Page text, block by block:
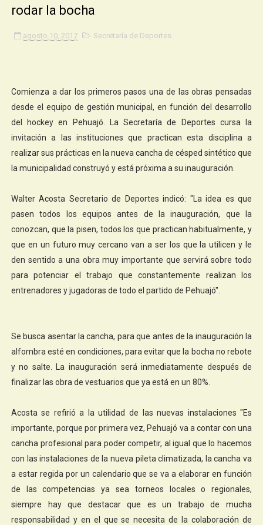
rodar la bocha
agosto 10, 2017 Secretaría de Deportes
Comienza a dar los primeros pasos una de las obras pensadas
desde el equipo de gestión municipal, en función del desarrollo
del hockey en Pehuajó. La Secretaría de Deportes cursa la
invitación a las instituciones que practican esta disciplina a
realizar sus prácticas en la nueva cancha de césped sintético que
la municipalidad construyó y está próxima a su inauguración.
Walter Acosta Secretario de Deportes indicó: "La idea es que
pasen todos los equipos antes de la inauguración, que la
conozcan, que la pisen, todos los que practican habitualmente, y
que en un futuro muy cercano van a ser los que la utilicen y le
den sentido a una obra muy importante que servirá sobre todo
para potenciar el trabajo que constantemente realizan los
entrenadores y jugadoras de todo el partido de Pehuajó".
Se busca asentar la cancha, para que antes de la inauguración la
alfombra esté en condiciones, para evitar que la bocha no rebote
y no salte. La inauguración será inmediatamente después de
finalizar las obra de vestuarios que ya está en un 80%.
Acosta se refirió a la utilidad de las nuevas instalaciones "Es
importante, porque por primera vez, Pehuajó va a contar con una
cancha profesional para poder competir, al igual que lo hacemos
con las instalaciones de la nueva pileta climatizada, la cancha va
a estar regida por un calendario que se va a elaborar en función
de las competencias ya sea torneos locales o regionales,
siempre hay que destacar que es un trabajo de mucha
responsabilidad y en el que se necesita de la colaboración de